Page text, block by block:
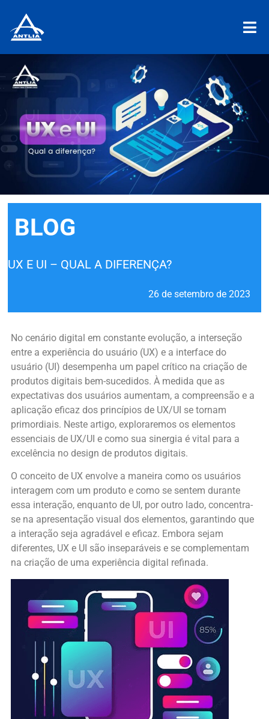
BLOG
UX E UI – QUAL A DIFERENÇA?
26 de setembro de 2023
No cenário digital em constante evolução, a interseção
entre a experiência do usuário (UX) e a interface do
usuário (UI) desempenha um papel crítico na criação de
produtos digitais bem-sucedidos. À medida que as
expectativas dos usuários aumentam, a compreensão e a
aplicação eficaz dos princípios de UX/UI se tornam
primordiais. Neste artigo, exploraremos os elementos
essenciais de UX/UI e como sua sinergia é vital para a
excelência no design de produtos digitais.
O conceito de UX envolve a maneira como os usuários
interagem com um produto e como se sentem durante
essa interação, enquanto de UI, por outro lado, concentra-
se na apresentação visual dos elementos, garantindo que
a interação seja agradável e eficaz. Embora sejam
diferentes, UX e UI são inseparáveis e se complementam
na criação de uma experiência digital refinada.